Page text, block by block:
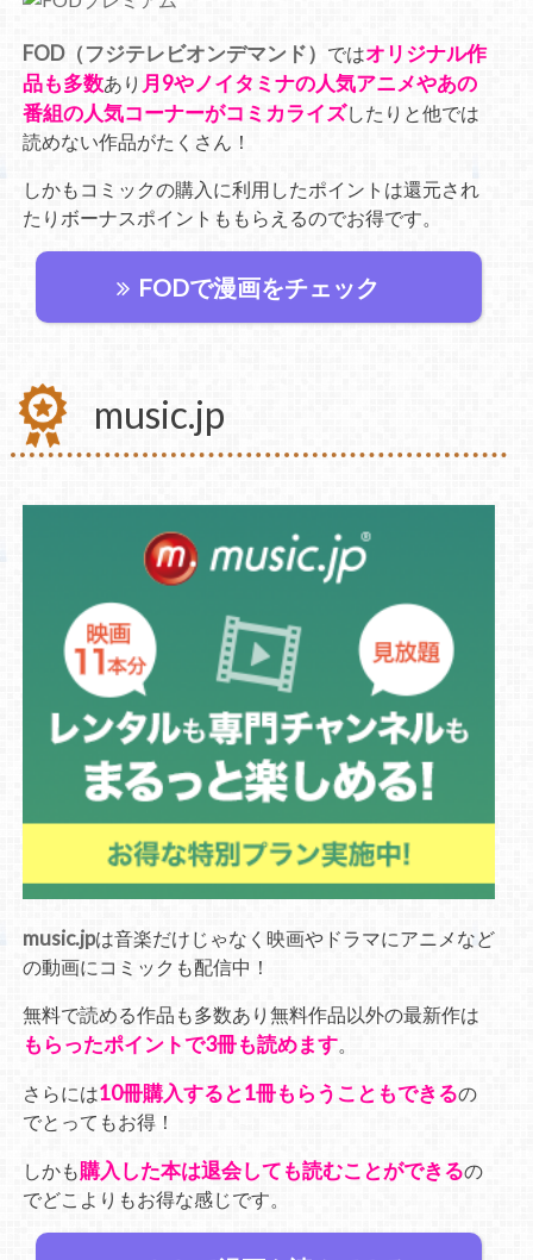
FOD（フジテレビオンデマンド） ではオリジナル作
品も多数あり 月9やノイタミナの人気アニメやあの
番組の人気コーナーがコミカライズしたりと他では
読めない作品がたくさん！
しかもコミックの購入に利用したポイントは還元され
たりボーナスポイントももらえるのでお得です。
FODで漫画をチェック
music.jp
music.jpは音楽だけじゃなく映画やドラマにアニメなど
の動画にコミックも配信中！
無料で読める作品も多数あり無料作品以外の最新作は
もらったポイントで3冊も読めます。
さらには10冊購入すると1冊もらうこともできるの
でとってもお得！
しかも購入した本は退会しても読むことができるの
でどこよりもお得な感じです。